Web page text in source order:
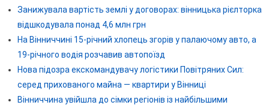
Занижувала вартість землі у договорах: вінницька рієлторка
відшкодувала понад 4,6 млн грн
На Вінниччині 15-річний хлопець згорів у палаючому авто, а
19-річного водія розчавив автопоїзд
Нова підозра екскомандувачу логістики Повітряних Сил:
серед прихованого майна — квартири у Вінниці
Вінниччина увійшла до сімки регіонів із найбільшими